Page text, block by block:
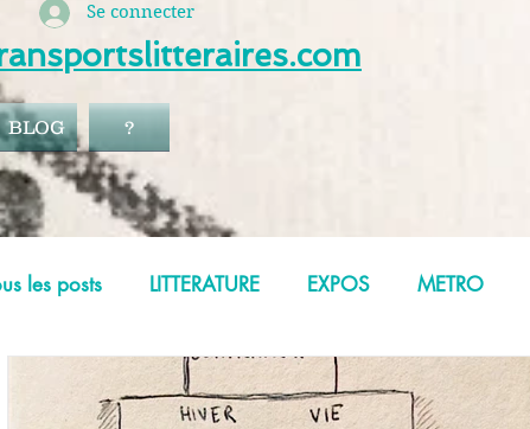
Se connecter
BLOG ?
les posts LITTERATURE EXPOS METRO
FREE STYLE